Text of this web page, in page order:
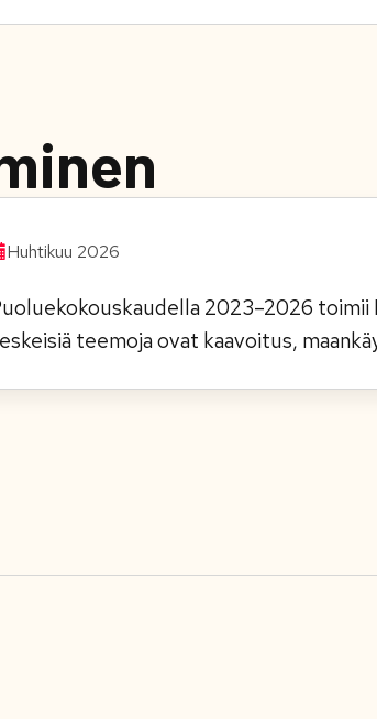
Huhtikuu 2026
2023–2026 toimii
teemoja ovat kaavoitus,